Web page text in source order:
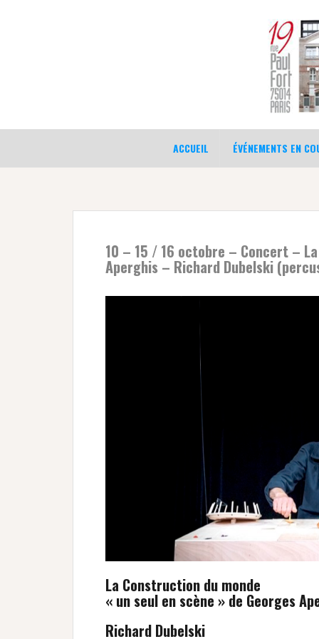
ACCUEIL ÉVÉNEMENTS EN
10 – 15 / 16 octobre – Concert –
Aperghis – Richard Dubelski
La Construction du monde
« un seul en scène » de Georges
Richard Dubelski